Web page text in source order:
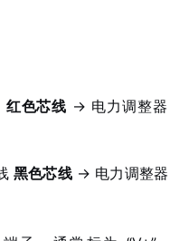
红色芯线 → 电力调整器
黑色芯线→ 电力调整器